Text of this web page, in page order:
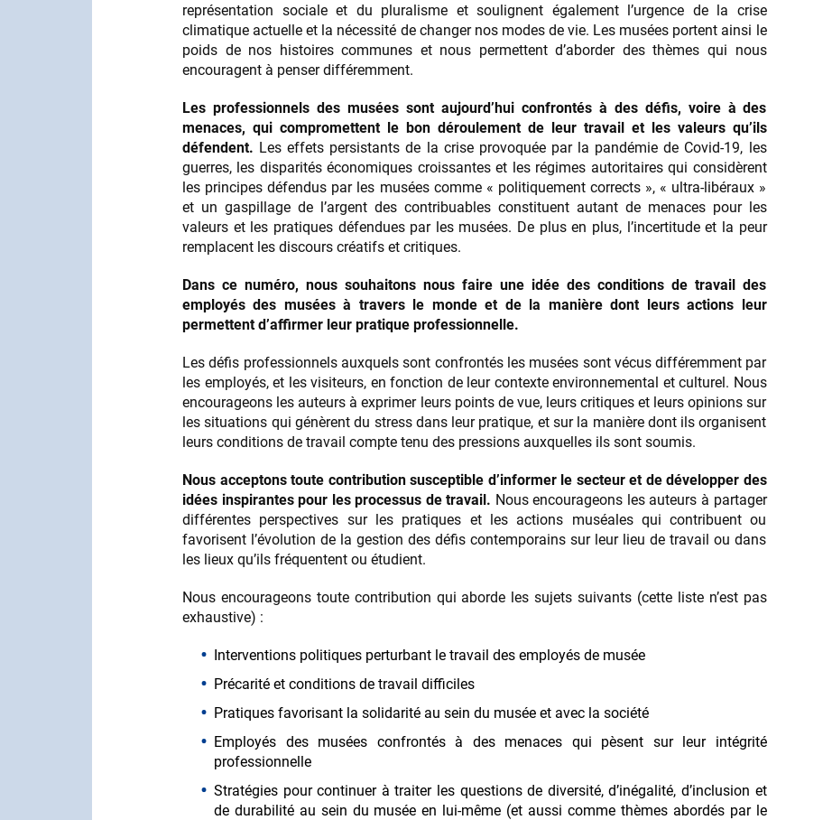
représentation sociale et du pluralisme et soulignent également l’urgence de la crise
climatique actuelle et la nécessité de changer nos modes de vie. Les musées portent ainsi le
poids de nos histoires communes et nous permettent d’aborder des thèmes qui nous
encouragent à penser différemment.
Les professionnels des musées sont aujourd’hui confrontés à des défis, voire à des
menaces, qui compromettent le bon déroulement de leur travail et les valeurs qu’ils
défendent. Les effets persistants de la crise provoquée par la pandémie de Covid-19, les
guerres, les disparités économiques croissantes et les régimes autoritaires qui considèrent
les principes défendus par les musées comme « politiquement corrects », « ultra-libéraux »
et un gaspillage de l’argent des contribuables constituent autant de menaces pour les
valeurs et les pratiques défendues par les musées. De plus en plus, l’incertitude et la peur
remplacent les discours créatifs et critiques.
Dans ce numéro, nous souhaitons nous faire une idée des conditions de travail des
employés des musées à travers le monde et de la manière dont leurs actions leur
permettent d’affirmer leur pratique professionnelle.
Les défis professionnels auxquels sont confrontés les musées sont vécus différemment par
les employés, et les visiteurs, en fonction de leur contexte environnemental et culturel. Nous
encourageons les auteurs à exprimer leurs points de vue, leurs critiques et leurs opinions sur
les situations qui génèrent du stress dans leur pratique, et sur la manière dont ils organisent
leurs conditions de travail compte tenu des pressions auxquelles ils sont soumis.
Nous acceptons toute contribution susceptible d’informer le secteur et de développer des
idées inspirantes pour les processus de travail. Nous encourageons les auteurs à partager
différentes perspectives sur les pratiques et les actions muséales qui contribuent ou
favorisent l’évolution de la gestion des défis contemporains sur leur lieu de travail ou dans
les lieux qu’ils fréquentent ou étudient.
Nous encourageons toute contribution qui aborde les sujets suivants (cette liste n’est pas
exhaustive) :
Interventions politiques perturbant le travail des employés de musée
Précarité et conditions de travail difficiles
Pratiques favorisant la solidarité au sein du musée et avec la société
Employés des musées confrontés à des menaces qui pèsent sur leur intégrité
professionnelle
Stratégies pour continuer à traiter les questions de diversité, d’inégalité, d’inclusion et
de durabilité au sein du musée en lui-même (et aussi comme thèmes abordés par le